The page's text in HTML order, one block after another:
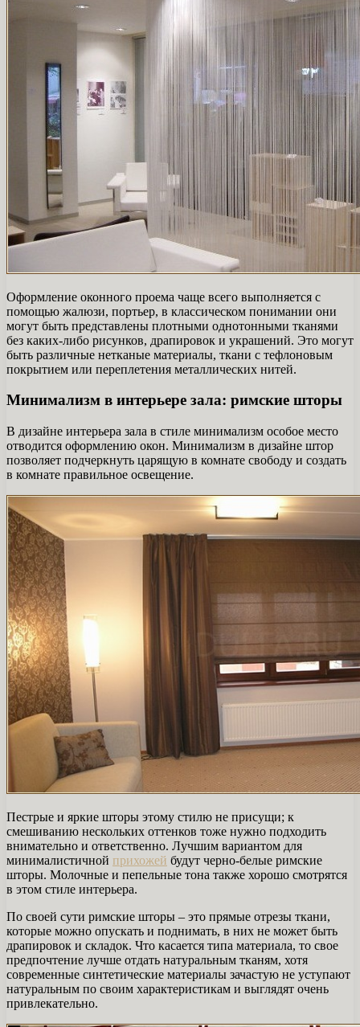
Оформление оконного проема чаще всего выполняется с
помощью жалюзи, портьер, в классическом понимании они
могут быть представлены плотными однотонными тканями
без каких-либо рисунков, драпировок и украшений. Это могут
быть различные нетканые материалы, ткани с тефлоновым
покрытием или переплетения металлических нитей.
Минимализм в интерьере зала: римские шторы
В дизайне интерьера зала в стиле минимализм особое место
отводится оформлению окон. Минимализм в дизайне штор
позволяет подчеркнуть царящую в комнате свободу и создать
в комнате правильное освещение.
Пестрые и яркие шторы этому стилю не присущи; к
смешиванию нескольких оттенков тоже нужно подходить
внимательно и ответственно. Лучшим вариантом для
минималистичной прихожей будут черно-белые римские
шторы. Молочные и пепельные тона также хорошо смотрятся
в этом стиле интерьера.
По своей сути римские шторы – это прямые отрезы ткани,
которые можно опускать и поднимать, в них не может быть
драпировок и складок. Что касается типа материала, то свое
предпочтение лучше отдать натуральным тканям, хотя
современные синтетические материалы зачастую не уступают
натуральным по своим характеристикам и выглядят очень
привлекательно.